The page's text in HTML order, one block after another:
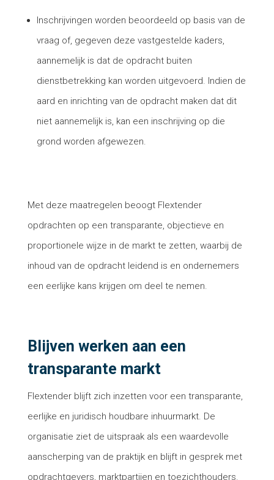
Inschrijvingen worden beoordeeld op basis van de
vraag of, gegeven deze vastgestelde kaders,
aannemelijk is dat de opdracht buiten
dienstbetrekking kan worden uitgevoerd. Indien de
aard en inrichting van de opdracht maken dat dit
niet aannemelijk is, kan een inschrijving op die
grond worden afgewezen.
Met deze maatregelen beoogt Flextender
opdrachten op een transparante, objectieve en
proportionele wijze in de markt te zetten, waarbij de
inhoud van de opdracht leidend is en ondernemers
een eerlijke kans krijgen om deel te nemen.
Blijven werken aan een
transparante markt
Flextender blijft zich inzetten voor een transparante,
eerlijke en juridisch houdbare inhuurmarkt. De
organisatie ziet de uitspraak als een waardevolle
aanscherping van de praktijk en blijft in gesprek met
opdrachtgevers, marktpartijen en toezichthouders.